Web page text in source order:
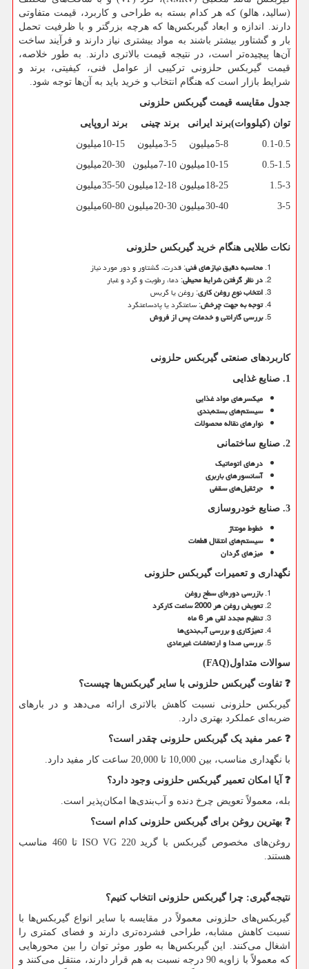
(سالید، هالو) که هر کدام بسته به طراحی و کاربرد، قیمت متفاوتی
دارند. اندازه و ابعاد گیربکس‌ها که هرچه بزرگتر و با ظرفیت تحمل
بار و گشتاور بیشتر باشند به مواد بیشتری نیاز دارند و فرآیند ساخت
آن‌ها پیچیده‌تر است، در نتیجه قیمت بالاتری دارند. به طور خلاصه،
قیمت گیربکس حلزونی ترکیبی از عوامل فنی، کیفیتی، برند و
شرایط بازار است که هنگام انتخاب و خرید باید به آن‌ها توجه شود.
جدول مقایسه قیمت گیربکس حلزونی
توان (کیلووات)برند ایرانی برند چینی
برند اروپایی
0.1-0.5
5-8میلیون 3-5میلیون 10-15میلیون
0.5-1.5
10-15میلیون 7-10میلیون 20-30میلیون
1.5-3
18-25میلیون 12-18میلیون 35-50میلیون
3-5
30-40میلیون 20-30میلیون 60-80میلیون
نکات طلایی هنگام خرید گیربکس حلزونی
محاسبه دقیق نیازهای فنی: قدرت، گشتاور و دور مورد نیاز
در نظر گرفتن شرایط محیطی: دما، رطوبت و گرد و غبار
انتخاب نوع روغن کاری: روغن یا گریس
توجه به جهت چرخش: ساعتگرد یا پادساعتگرد
بررسی گارانتی و خدمات پس از فروش
کاربردهای صنعتی گیربکس حلزونی
1. صنایع غذایی
میکسرهای مواد غذایی
سیستم‌های بسته‌بندی
نوارهای نقاله محصولات
2. صنایع ساختمانی
درهای اتوماتیک
آسانسورهای باربری
جرثقیل‌های سقفی
3. صنایع خودروسازی
خطوط مونتاژ
سیستم‌های انتقال قطعات
میزهای گردان
نگهداری و تعمیرات گیربکس حلزونی
بازرسی دوره‌ای سطح روغن
تعویض روغن هر 2000 ساعت کارکرد
تنظیم مجدد لقی هر 6 ماه
تمیزکاری و بررسی آب‌بندی‌ها
بررسی صدا و ارتعاشات غیرعادی
سوالات متداول(FAQ)
❓ تفاوت گیربکس حلزونی با سایر گیربکس‌ها چیست؟
گیربکس حلزونی نسبت کاهش بالاتری ارائه می‌دهد و در بارهای
ضربه‌ای عملکرد بهتری دارد.
❓ عمر مفید یک گیربکس حلزونی چقدر است؟
با نگهداری مناسب، بین 10,000 تا 20,000 ساعت کار مفید دارد.
❓ آیا امکان تعمیر گیربکس حلزونی وجود دارد؟
بله، معمولاً تعویض چرخ دنده و آب‌بندی‌ها امکان‌پذیر است.
❓ بهترین روغن برای گیربکس حلزونی کدام است؟
روغن‌های مخصوص گیربکس با گریدISO VG 220
تا 460 مناسب
هستند.
نتیجه‌گیری: چرا گیربکس حلزونی انتخاب کنیم؟
گیربکس‌های حلزونی معمولاً در مقایسه با سایر انواع گیربکس‌ها با
نسبت کاهش مشابه، طراحی فشرده‌تری دارند و فضای کمتری را
اشغال می‌کنند. این گیربکس‌ها به طور موثر توان را بین محورهایی
که معمولاً با زاویه 90 درجه نسبت به هم قرار دارند، منتقل می‌کنند و